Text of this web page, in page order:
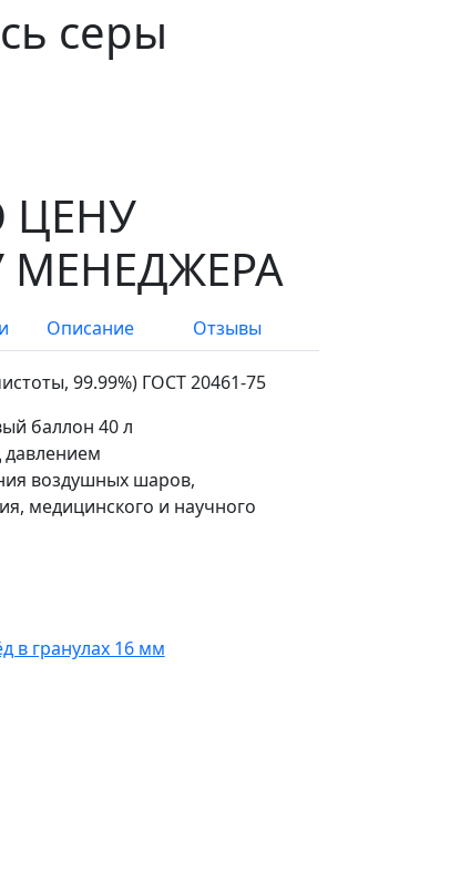
серы
ЦЕНУ
МЕНЕДЖЕРА
Описание Отзывы
99.99%) ГОСТ 20461-75
баллон 40 л
давлением
воздушных шаров,
медицинского и научного
в гранулах 16 мм